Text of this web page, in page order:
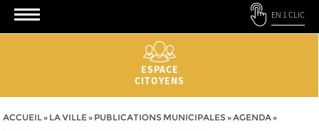
EN 1 CLIC
ESPACE
CITOYENS
ACCUEIL» LA VILLE» PUBLICATIONS MUNICIPALES»AGENDA»